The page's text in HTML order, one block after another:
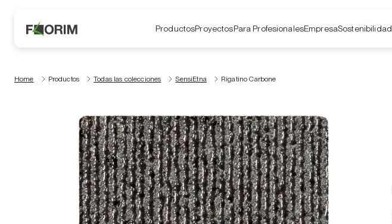
ProductosProyectosPara ProfesionalesEmpresaSostenibilidad
Home Productos Todas las colecciones SensiEtna Rigatino Carbone